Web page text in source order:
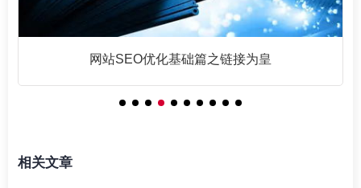
网站SEO优化基础篇之链接为皇
相关文章